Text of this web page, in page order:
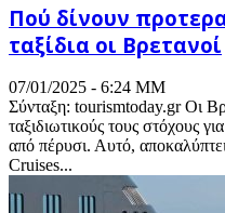
Πού δίνουν
ταξίδια οι Βρετανοί
07/01/2025 - 6:24 ΜΜ
Σύνταξη: tourismtoday.gr Οι
ταξιδιωτικούς τους στόχους
από πέρυσι. Αυτό,
Cruises...